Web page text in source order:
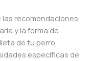
las recomendaciones
y la forma de
de tu perro.
específicas de